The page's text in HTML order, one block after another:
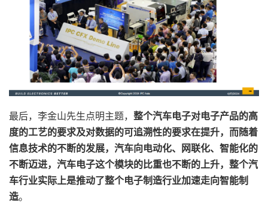
最后，李金山先生点明主题， 整个汽车电子对电子产品的高
度的工艺的要求及对数据的可追溯性的要求在提升，而随着
信息技术的不断的发展，汽车向电动化、网联化、智能化的
不断迈进，汽车电子这个模块的比重也不断的上升，整个汽
车行业实际上是推动了整个电子制造行业加速走向智能制
造。